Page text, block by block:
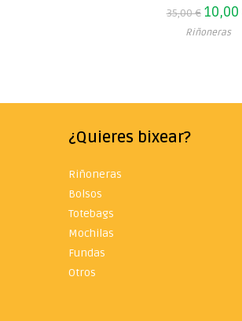
35,00€ 10,00
Riñoneras
¿Quieres bixear?
Riñoneras
Bolsos
Totebags
Mochilas
Fundas
Otros